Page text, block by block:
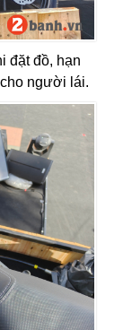
đặt đồ, hạn
người lái.